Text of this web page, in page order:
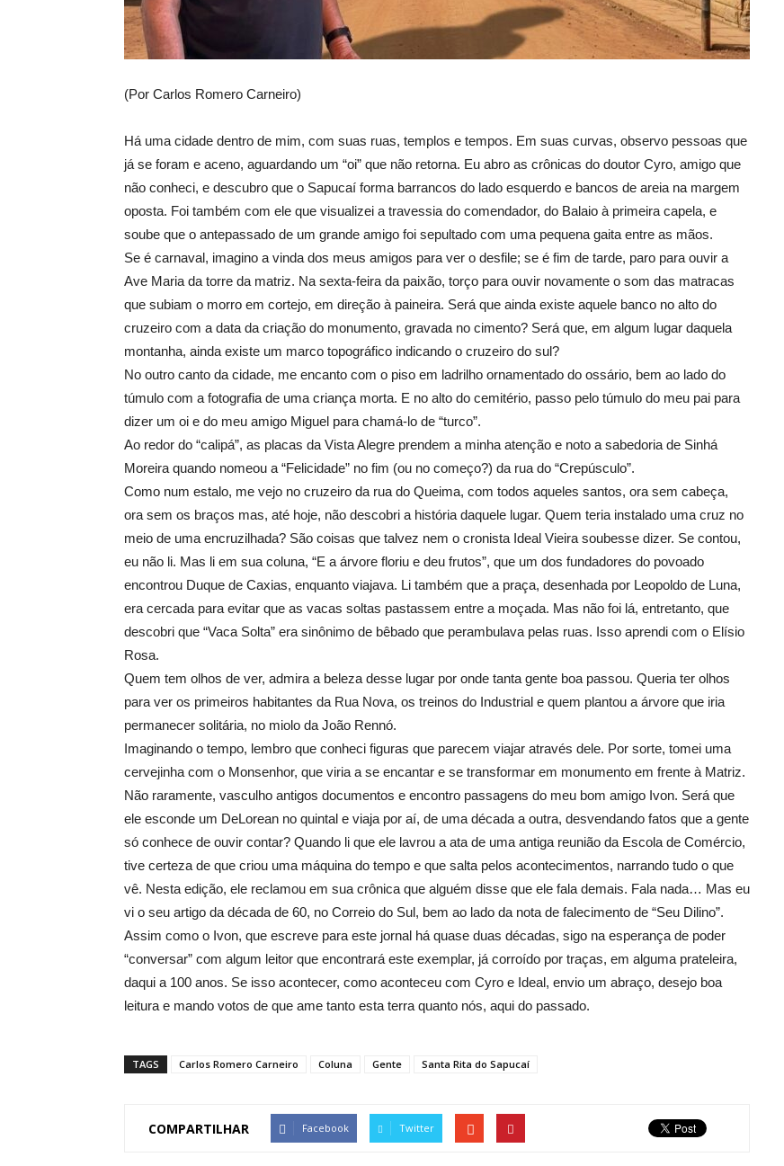
(Por Carlos Romero Carneiro)
Há uma cidade dentro de mim, com suas ruas, templos e tempos. Em suas curvas, observo pessoas que
já se foram e aceno, aguardando um “oi” que não retorna. Eu abro as crônicas do doutor Cyro, amigo que
não conheci, e descubro que o Sapucaí forma barrancos do lado esquerdo e bancos de areia na margem
oposta. Foi também com ele que visualizei a travessia do comendador, do Balaio à primeira capela, e
soube que o antepassado de um grande amigo foi sepultado com uma pequena gaita entre as mãos.
Se é carnaval, imagino a vinda dos meus amigos para ver o desfile; se é fim de tarde, paro para ouvir a
Ave Maria da torre da matriz. Na sexta-feira da paixão, torço para ouvir novamente o som das matracas
que subiam o morro em cortejo, em direção à paineira. Será que ainda existe aquele banco no alto do
cruzeiro com a data da criação do monumento, gravada no cimento? Será que, em algum lugar daquela
montanha, ainda existe um marco topográfico indicando o cruzeiro do sul?
No outro canto da cidade, me encanto com o piso em ladrilho ornamentado do ossário, bem ao lado do
túmulo com a fotografia de uma criança morta. E no alto do cemitério, passo pelo túmulo do meu pai para
dizer um oi e do meu amigo Miguel para chamá-lo de “turco”.
Ao redor do “calipá”, as placas da Vista Alegre prendem a minha atenção e noto a sabedoria de Sinhá
Moreira quando nomeou a “Felicidade” no fim (ou no começo?) da rua do “Crepúsculo”.
Como num estalo, me vejo no cruzeiro da rua do Queima, com todos aqueles santos, ora sem cabeça,
ora sem os braços mas, até hoje, não descobri a história daquele lugar. Quem teria instalado uma cruz no
meio de uma encruzilhada? São coisas que talvez nem o cronista Ideal Vieira soubesse dizer. Se contou,
eu não li. Mas li em sua coluna, “E a árvore floriu e deu frutos”, que um dos fundadores do povoado
encontrou Duque de Caxias, enquanto viajava. Li também que a praça, desenhada por Leopoldo de Luna,
era cercada para evitar que as vacas soltas pastassem entre a moçada. Mas não foi lá, entretanto, que
descobri que “Vaca Solta” era sinônimo de bêbado que perambulava pelas ruas. Isso aprendi com o Elísio
Rosa.
Quem tem olhos de ver, admira a beleza desse lugar por onde tanta gente boa passou. Queria ter olhos
para ver os primeiros habitantes da Rua Nova, os treinos do Industrial e quem plantou a árvore que iria
permanecer solitária, no miolo da João Rennó.
Imaginando o tempo, lembro que conheci figuras que parecem viajar através dele. Por sorte, tomei uma
cervejinha com o Monsenhor, que viria a se encantar e se transformar em monumento em frente à Matriz.
Não raramente, vasculho antigos documentos e encontro passagens do meu bom amigo Ivon. Será que
ele esconde um DeLorean no quintal e viaja por aí, de uma década a outra, desvendando fatos que a gente
só conhece de ouvir contar? Quando li que ele lavrou a ata de uma antiga reunião da Escola de Comércio,
tive certeza de que criou uma máquina do tempo e que salta pelos acontecimentos, narrando tudo o que
vê. Nesta edição, ele reclamou em sua crônica que alguém disse que ele fala demais. Fala nada… Mas eu
vi o seu artigo da década de 60, no Correio do Sul, bem ao lado da nota de falecimento de “Seu Dilino”.
Assim como o Ivon, que escreve para este jornal há quase duas décadas, sigo na esperança de poder
“conversar” com algum leitor que encontrará este exemplar, já corroído por traças, em alguma prateleira,
daqui a 100 anos. Se isso acontecer, como aconteceu com Cyro e Ideal, envio um abraço, desejo boa
leitura e mando votos de que ame tanto esta terra quanto nós, aqui do passado.
TAGS Carlos Romero Carneiro Coluna Gente Santa Rita do Sapucaí
COMPARTILHAR Facebook Twitter